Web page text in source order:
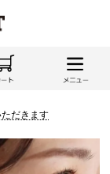
だきます